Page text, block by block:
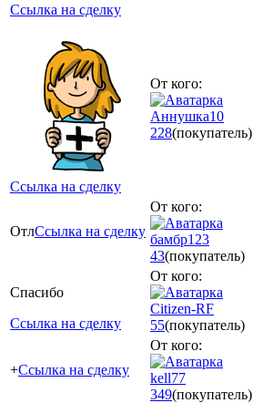
Ссылка на сделку
Ссылка на сделку
От кого:
Аннушка10
228(покупатель)
ОтлСсылка на сделку
От кого:
бамбр123
43(покупатель)
Спасибо
Ссылка на сделку
От кого:
Citizen-RF
55(покупатель)
+Ссылка на сделку
От кого:
kell77
349(покупатель)